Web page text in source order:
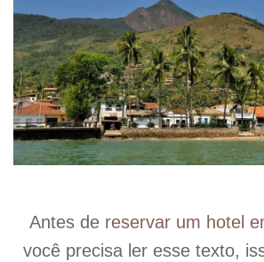
Antes de reservar um hotel
você precisa ler esse texto,